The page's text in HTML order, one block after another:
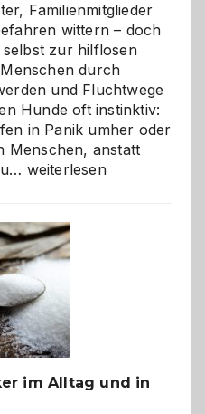
Familienmitglieder
wittern – doch
zur hilflosen
durch
und Fluchtwege
Hunde oft instinktiv:
in Panik umher oder
Menschen, anstatt
Wenn
Freund
in
Gefahr
ist:
Brandschutz
für
Hunde
eigenen
weiterlesen
im Alltag und in